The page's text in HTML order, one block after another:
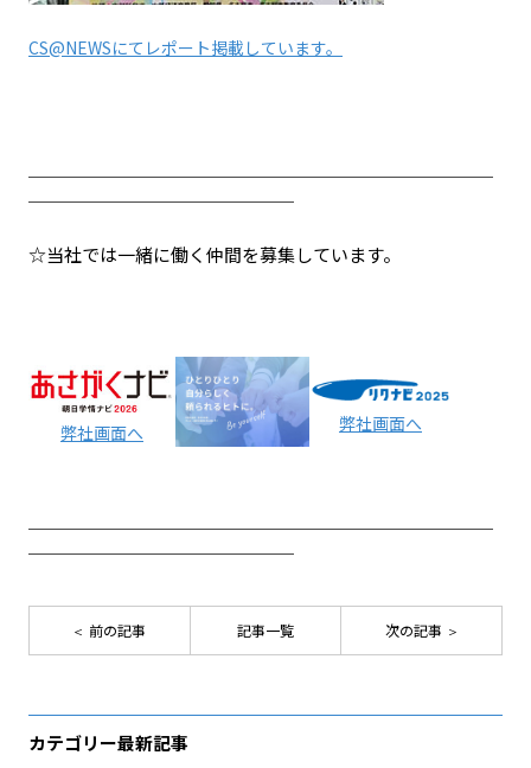
CS@NEWSにてレポート掲載しています。
☆当社では一緒に働く仲間を募集しています。
弊社画面へ 弊社画面へ
前の記事 次の記事
記事一覧
カテゴリー最新記事